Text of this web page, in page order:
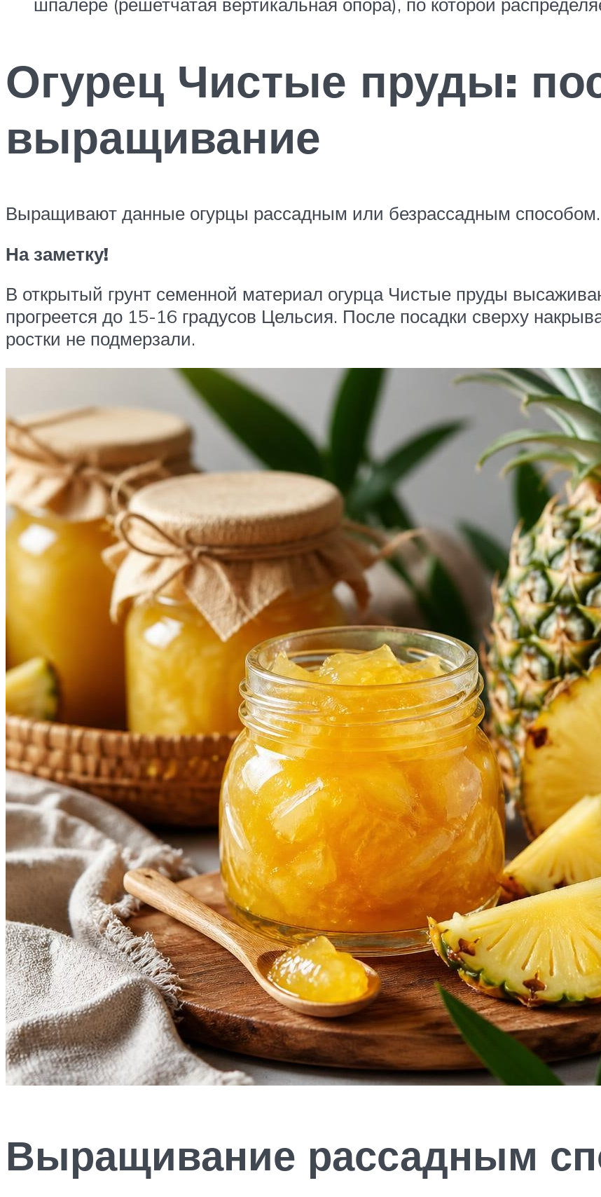
Огурец Чистые пруды:
выращивание
Выращивают данные огурцы рассадным или безрассадным способом.
На заметку!
В открытый грунт семенной материал огурца Чистые пруды
прогреется до 15-16 градусов Цельсия. После посадки сверху
ростки не подмерзали.
Выращивание рассадным